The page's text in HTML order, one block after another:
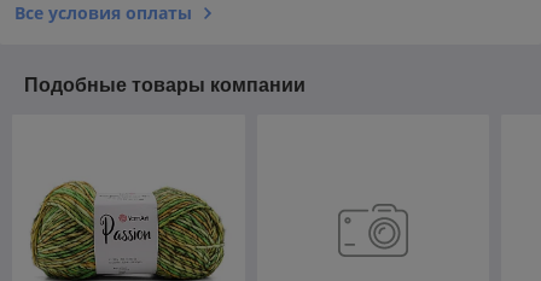
Все условия оплаты
Подобные товары компании